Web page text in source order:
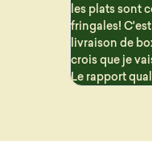
et c'est
livraison mais
faute de